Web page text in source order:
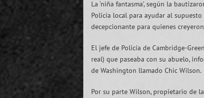
La ‘niña fantasma’, según la
Policía local para ayudar al
decepcionante para quienes
El jefe de Policía de Cambridge-
real) que paseaba con su abuelo,
de Washington llamado Chic Wilson.
Por su parte Wilson, propietario de